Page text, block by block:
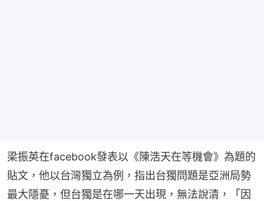
梁振英在facebook發表以《陳浩天在等機會》為題的
貼文，他以台灣獨立為例，指出台獨問題是亞洲局勢
最大隱憂，但台獨是在哪一天出現，無法說清，「因